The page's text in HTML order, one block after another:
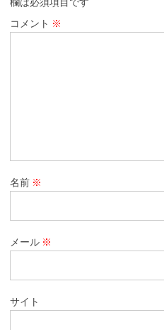
コメント ※
名前 ※
メール ※
サイト